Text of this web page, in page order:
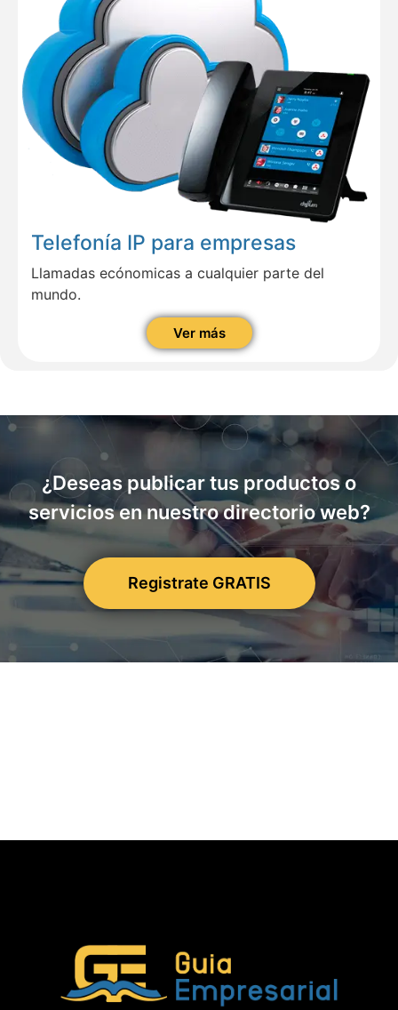
Telefonía IP para empresas
Llamadas ecónomicas a cualquier parte del
mundo.
Ver más
¿Deseas publicar tus productos o
servicios en nuestro directorio web?
Registrate GRATIS